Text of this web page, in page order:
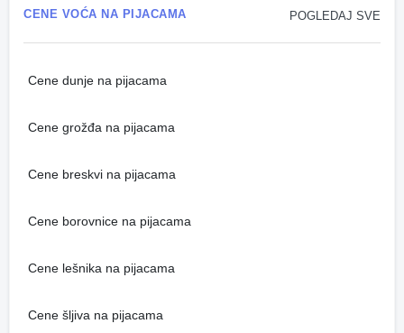
POGLEDAJ SVE
CENE VOĆA NA PIJACAMA
Cene dunje na pijacama
Cene grožđa na pijacama
Cene breskvi na pijacama
Cene borovnice na pijacama
Cene lešnika na pijacama
Cene šljiva na pijacama